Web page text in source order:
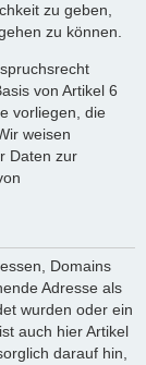
zu geben,
zu können.
von Artikel 6
vorliegen, die
weisen
Daten zur
Domains
Adresse als
wurden oder ein
auch hier Artikel
darauf hin,